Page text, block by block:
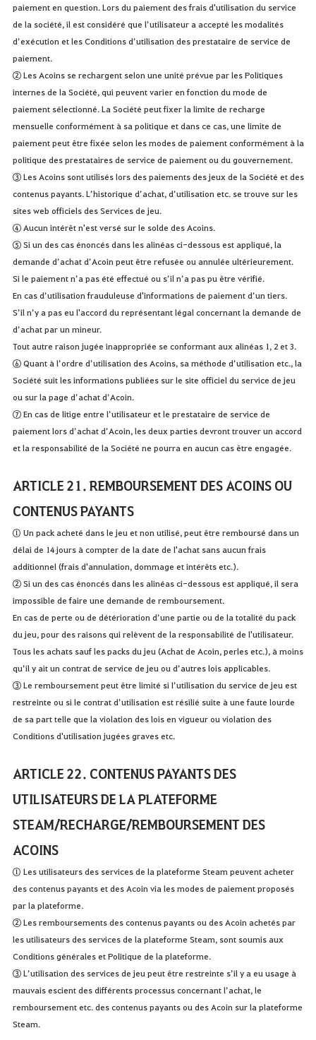
paiement en question. Lors du paiement des frais d'utilisation du service
de la société, il est considéré que l’utilisateur a accepté les modalités
d’exécution et les Conditions d’utilisation des prestataire de service de
paiement.
② Les Acoins se rechargent selon une unité prévue par les Politiques
internes de la Société, qui peuvent varier en fonction du mode de
paiement sélectionné. La Société peut fixer la limite de recharge
mensuelle conformément à sa politique et dans ce cas, une limite de
paiement peut être fixée selon les modes de paiement conformément à la
politique des prestataires de service de paiement ou du gouvernement.
③ Les Acoins sont utilisés lors des paiements des jeux de la Société et des
contenus payants. L’historique d’achat, d’utilisation etc. se trouve sur les
sites web officiels des Services de jeu.
④ Aucun intérêt n'est versé sur le solde des Acoins.
⑤ Si un des cas énoncés dans les alinéas ci-dessous est appliqué, la
demande d’achat d’Acoin peut être refusée ou annulée ultérieurement.
Si le paiement n’a pas été effectué ou s’il n’a pas pu être vérifié.
En cas d’utilisation frauduleuse d'informations de paiement d’un tiers.
S’il n’y a pas eu l'accord du représentant légal concernant la demande de
d’achat par un mineur.
Tout autre raison jugée inappropriée se conformant aux alinéas 1, 2 et 3.
⑥ Quant à l’ordre d’utilisation des Acoins, sa méthode d’utilisation etc., la
Société suit les informations publiées sur le site officiel du service de jeu
ou sur la page d’achat d’Acoin.
⑦ En cas de litige entre l’utilisateur et le prestataire de service de
paiement lors d’achat d’Acoin, les deux parties devront trouver un accord
et la responsabilité de la Société ne pourra en aucun cas être engagée.
ARTICLE 21. REMBOURSEMENT DES ACOINS OU
CONTENUS PAYANTS
① Un pack acheté dans le jeu et non utilisé, peut être remboursé dans un
délai de 14 jours à compter de la date de l'achat sans aucun frais
additionnel (frais d'annulation, dommage et intérêts etc.).
② Si un des cas énoncés dans les alinéas ci-dessous est appliqué, il sera
impossible de faire une demande de remboursement.
En cas de perte ou de détérioration d’une partie ou de la totalité du pack
du jeu, pour des raisons qui relèvent de la responsabilité de l'utilisateur.
Tous les achats sauf les packs du jeu (Achat de Acoin, perles etc.), à moins
qu’il y ait un contrat de service de jeu ou d’autres lois applicables.
③ Le remboursement peut être limité si l’utilisation du service de jeu est
restreinte ou si le contrat d’utilisation est résilié suite à une faute lourde
de sa part telle que la violation des lois en vigueur ou violation des
Conditions d'utilisation jugées graves etc.
ARTICLE 22. CONTENUS PAYANTS DES
UTILISATEURS DE LA PLATEFORME
STEAM/RECHARGE/REMBOURSEMENT DES
ACOINS
① Les utilisateurs des services de la plateforme Steam peuvent acheter
des contenus payants et des Acoin via les modes de paiement proposés
par la plateforme.
② Les remboursements des contenus payants ou des Acoin achetés par
les utilisateurs des services de la plateforme Steam, sont soumis aux
Conditions générales et Politique de la plateforme.
③ L’utilisation des services de jeu peut être restreinte s’il y a eu usage à
mauvais escient des différents processus concernant l’achat, le
remboursement etc. des contenus payants ou des Acoin sur la plateforme
Steam.